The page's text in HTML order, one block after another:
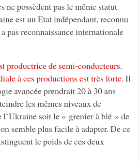
ne possèdent pas le même statut
est un Etat indépendant, reconnu
pas reconnaissance internationale
productrice de semi-conducteurs.
à ces productions est très forte. Il
avancée prendrait 20 à 30 ans
les mêmes niveaux de
soit le « grenier à blé » de
semble plus facile à adapter. De ce
le poids de ces deux